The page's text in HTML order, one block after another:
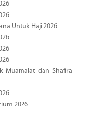
Untuk Haji 2026
Muamalat dan Shafira
2026